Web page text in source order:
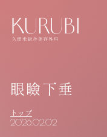
トップ
2026.02.02
眼瞼下垂